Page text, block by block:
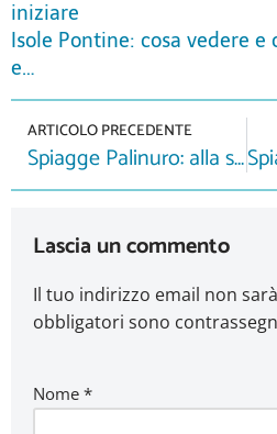
iniziare
Isole Pontine: cosa vedere
e…
ARTICOLO PRECEDENTE
Spiagge Palinuro: alla scoperta del Cilento
Lascia un commento
Il tuo indirizzo email non
obbligatori sono
Nome *